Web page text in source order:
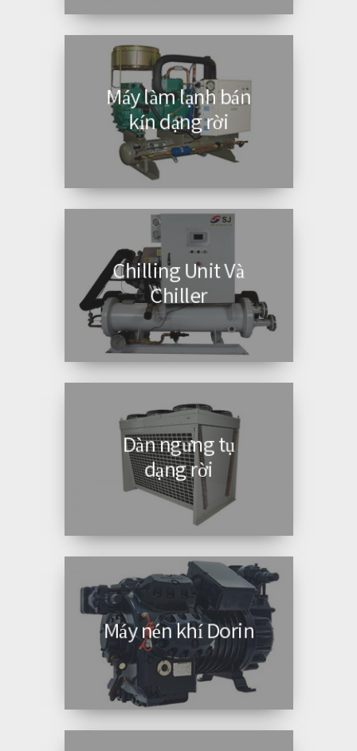
Máy làm lạnh bán
kín dạng rời
Chilling Unit Và
Chiller
Dàn ngưng tụ
dạng rời
Máy nén khí Dorin